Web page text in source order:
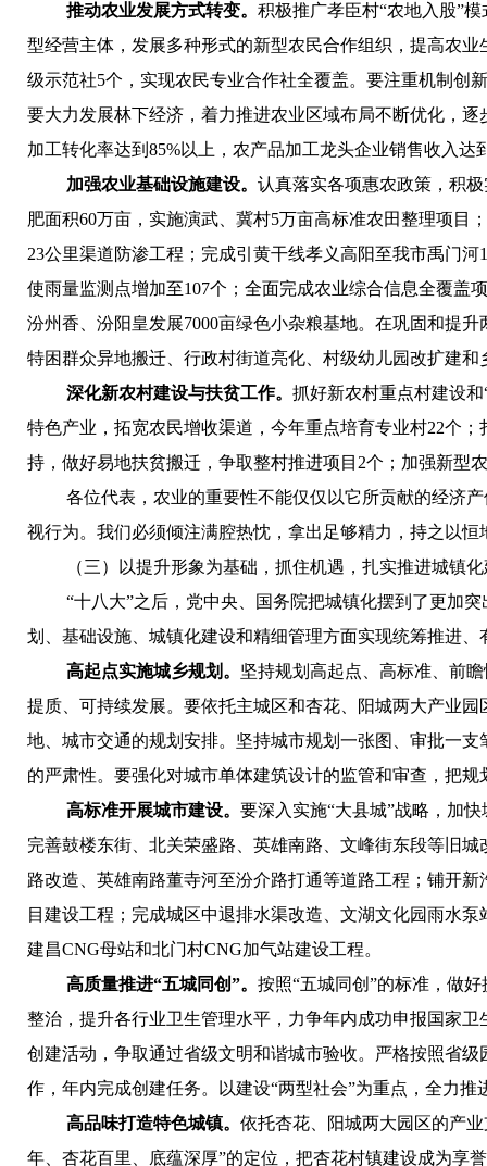
推动农业发展方式转变。 积极推广孝臣村“农地入股”
型经营主体，发展多种形式的新型农民合作组织，提高农
级示范社5个， 实现农民专业合作社全覆盖。要注重机制创
要大力发展林下经济，着力推进农业区域布局不断优化，
加工转化率达到85%以上，农产品加工龙头企业销售收入达
加强农业基础设施建设。 认真落实各项惠农政策，积
肥面积60万亩，实施演武、冀村5万亩高标准农田整理项目
23公里渠道防渗工程；完成引黄干线孝义高阳至我市禹门
使雨量监测点增加至107个；全面完成农业综合信息全覆盖
汾州香、汾阳皇发展7000亩绿色小杂粮基地。在巩固和提
特困群众异地搬迁、行政村街道亮化、村级幼儿园改扩建和
深化新农村建设与扶贫工作。 抓好新农村重点村建设
特色产业，拓宽农民增收渠道，今年重点培育专业村22个
持，做好易地扶贫搬迁，争取整村推进项目2个；加强新型
各位代表，农业的重要性不能仅仅以它所贡献的经济
视行为。我们必须倾注满腔热忱，拿出足够精力，持之以
（三）
以提升形象为基础，抓住机遇，扎实推进城镇
“十八大”之后，党中央、国务院把城镇化摆到了更加
划、基础设施、城镇化建设和精细管理方面实现统筹推进、
高起点实施城乡规划。 坚持规划高起点、高标准、前
提质、可持续发展。要依托主城区和杏花、阳城两大产业
地、城市交通的规划安排。坚持城市规划一张图、审批一
的严肃性。要强化对城市单体建筑设计的监管和审查，把
高标准开展城市建设。 要深入实施“大县城”战略，加
完善鼓楼东街、北关荣盛路、英雄南路、文峰街东段等旧
路改造、英雄南路董寺河至汾介路打通等道路工程；铺开
目建设工程； 完成城区中退排水渠改造、文湖文化园雨水
建昌CNG母站和北门村CNG加气站建设工程。
高质量推进“五城同创”。 按照“五城同创”的标准，做
整治，提升各行业卫生管理水平，力争年内成功申报国家
创建活动，争取通过省级文明和谐城市验收。严格按照省
作，年内完成创建任务。以建设“两型社会”为重点，全力
高品味打造特色城镇。 依托杏花、阳城两大园区的产
年、杏花百里、底蕴深厚”的定位，把杏花村镇建设成为享